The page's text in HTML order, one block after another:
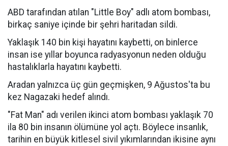
ABD tarafından atılan "Little Boy" adlı atom bombası,
birkaç saniye içinde bir şehri haritadan sildi.
Yaklaşık 140 bin kişi hayatını kaybetti, on binlerce
insan ise yıllar boyunca radyasyonun neden olduğu
hastalıklarla hayatını kaybetti.
Aradan yalnızca üç gün geçmişken, 9 Ağustos'ta bu
kez Nagazaki hedef alındı.
"Fat Man" adı verilen ikinci atom bombası yaklaşık 70
ila 80 bin insanın ölümüne yol açtı. Böylece insanlık,
tarihin en büyük kitlesel sivil yıkımlarından ikisine aynı